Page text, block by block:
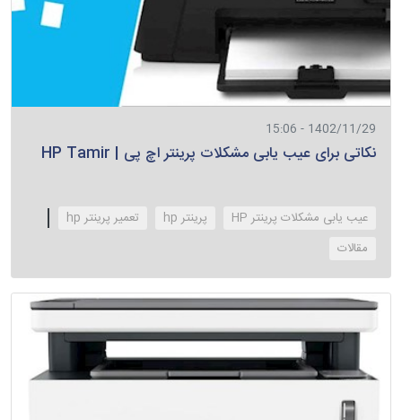
1402/11/29 - 15:06
نکاتی برای عیب یابی مشکلات پرینتر اچ پی | HP Tamir
عیب یابی مشکلات پرینتر HP پرینتر hp
تعمیر پرینتر hp
‌مقالات